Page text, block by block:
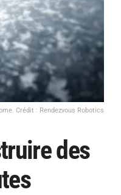
Crédit : Rendezvous Robotics
des